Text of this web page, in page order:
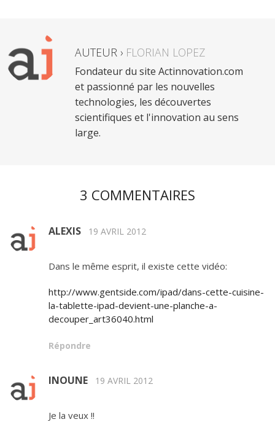
AUTEUR › FLORIAN LOPEZ
Fondateur du site Actinnovation.com
et passionné par les nouvelles
technologies, les découvertes
scientifiques et l'innovation au sens
large.
3 COMMENTAIRES
ALEXIS 19 AVRIL 2012
Dans le même esprit, il existe cette vidéo:
http://www.gentside.com/ipad/dans-cette-cuisine-
la-tablette-ipad-devient-une-planche-a-
decouper_art36040.html
Répondre
INOUNE 19 AVRIL 2012
Je la veux !!